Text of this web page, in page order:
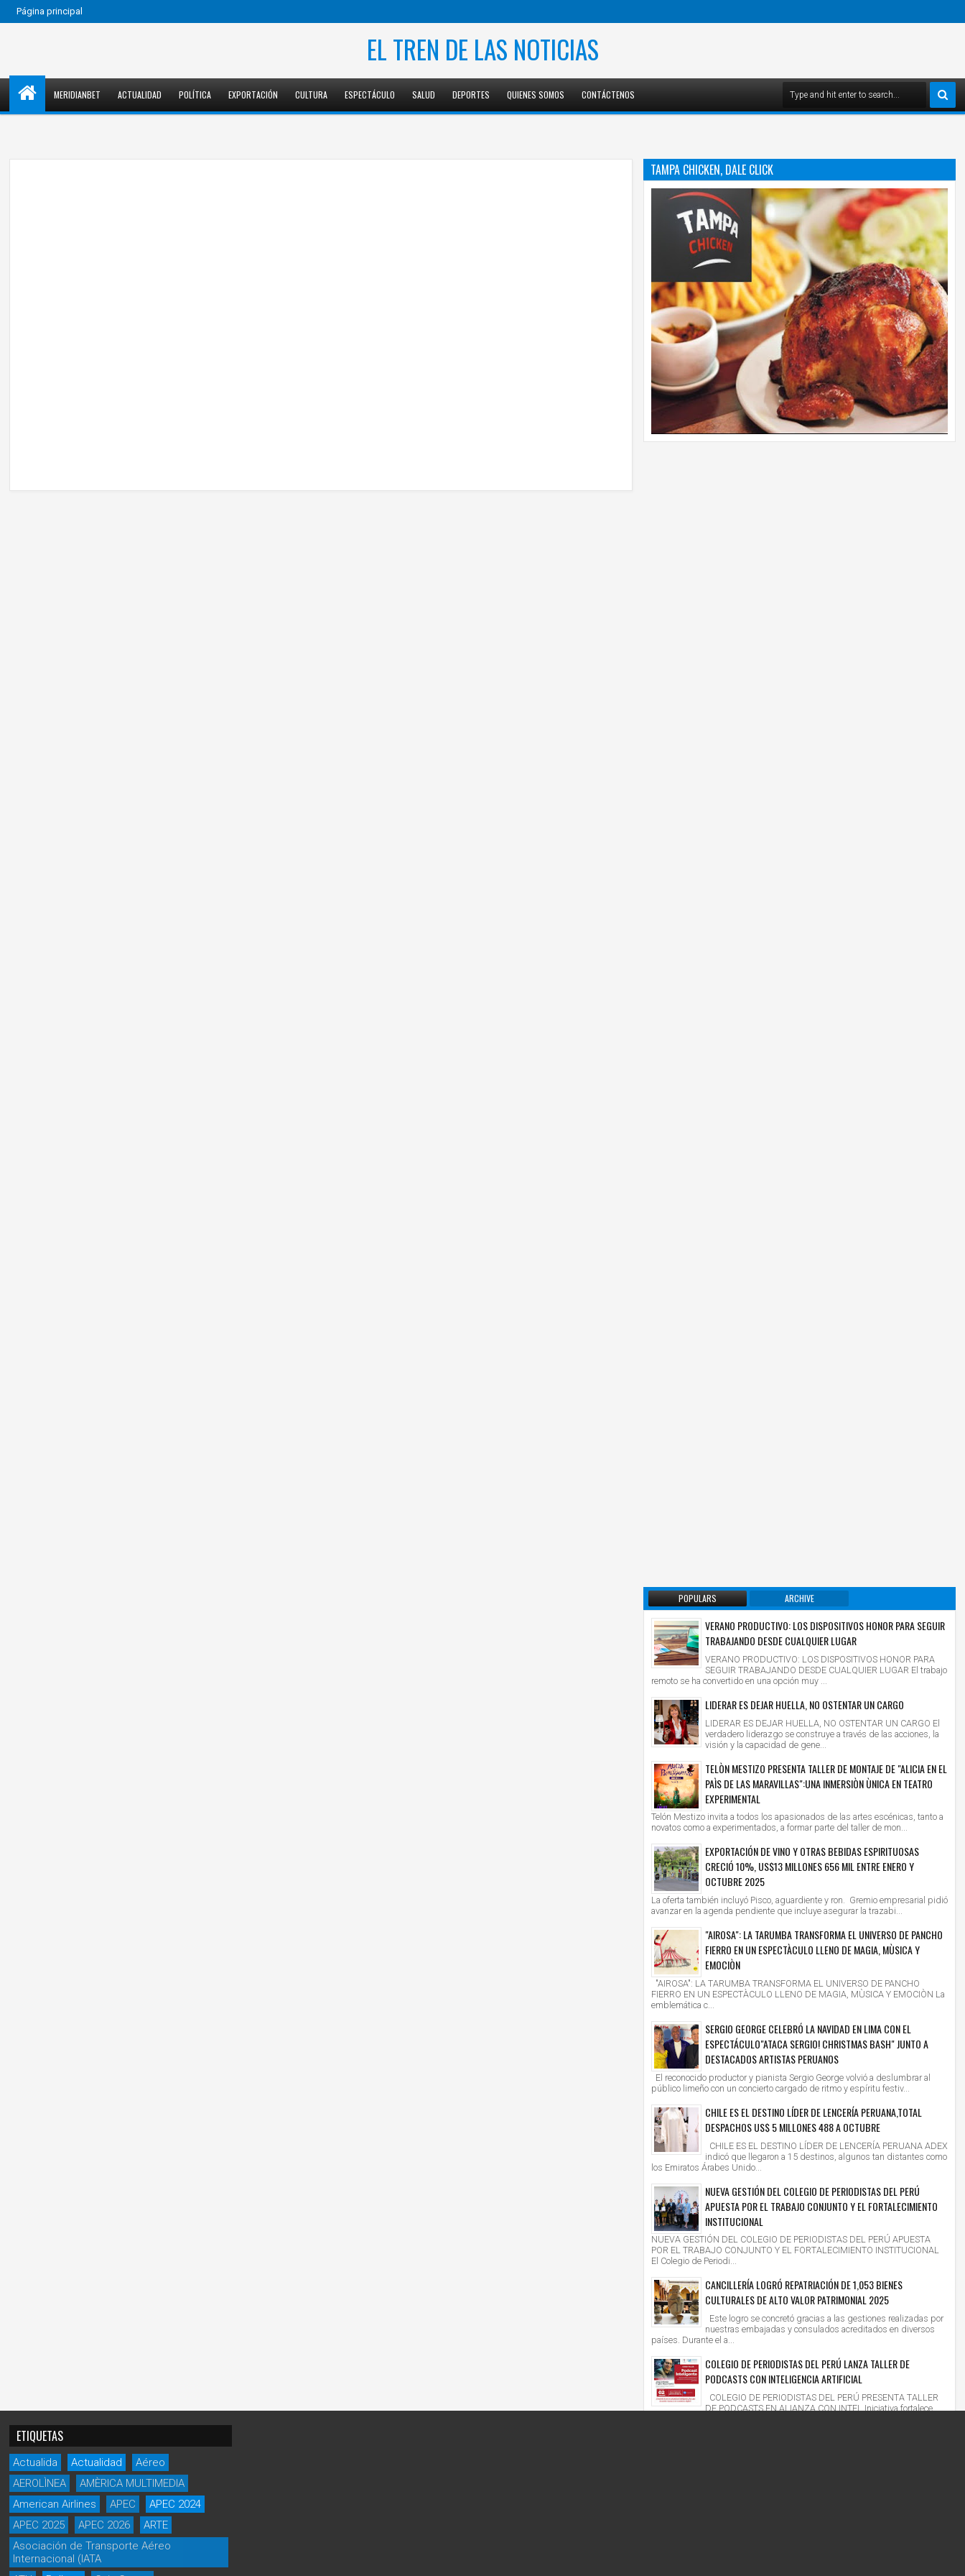
Página principal
EL TREN DE LAS NOTICIAS
MERIDIANBET ACTUALIDAD POLÍTICA EXPORTACIÓN CULTURA ESPECTÁCULO SALUD DEPORTES QUIENES SOMOS CONTÁCTENOS
TAMPA CHICKEN, DALE CLICK
POPULARS ARCHIVE
VERANO PRODUCTIVO: LOS DISPOSITIVOS HONOR PARA SEGUIR
TRABAJANDO DESDE CUALQUIER LUGAR
VERANO PRODUCTIVO: LOS DISPOSITIVOS HONOR PARA
SEGUIR TRABAJANDO DESDE CUALQUIER LUGAR El trabajo
remoto se ha convertido en una opción muy ...
LIDERAR ES DEJAR HUELLA, NO OSTENTAR UN CARGO
LIDERAR ES DEJAR HUELLA, NO OSTENTAR UN CARGO El
verdadero liderazgo se construye a través de las acciones, la
visión y la capacidad de gene...
TELÒN MESTIZO PRESENTA TALLER DE MONTAJE DE "ALICIA EN EL
PAÌS DE LAS MARAVILLAS":UNA INMERSIÒN ÙNICA EN TEATRO
EXPERIMENTAL
Telón Mestizo invita a todos los apasionados de las artes escénicas, tanto a
novatos como a experimentados, a formar parte del taller de mon...
EXPORTACIÓN DE VINO Y OTRAS BEBIDAS ESPIRITUOSAS
CRECIÓ 10%, US$13 MILLONES 656 MIL ENTRE ENERO Y
OCTUBRE 2025
La oferta también incluyó Pisco, aguardiente y ron. Gremio empresarial pidió
avanzar en la agenda pendiente que incluye asegurar la trazabi...
"AIROSA": LA TARUMBA TRANSFORMA EL UNIVERSO DE PANCHO
FIERRO EN UN ESPECTÀCULO LLENO DE MAGIA, MÙSICA Y
EMOCIÒN
"AIROSA": LA TARUMBA TRANSFORMA EL UNIVERSO DE PANCHO
FIERRO EN UN ESPECTÀCULO LLENO DE MAGIA, MÙSICA Y EMOCIÒN La
emblemática c...
SERGIO GEORGE CELEBRÓ LA NAVIDAD EN LIMA CON EL
ESPECTÁCULO"ATACA SERGIO! CHRISTMAS BASH" JUNTO A
DESTACADOS ARTISTAS PERUANOS
El reconocido productor y pianista Sergio George volvió a deslumbrar al
público limeño con un concierto cargado de ritmo y espíritu festiv...
CHILE ES EL DESTINO LÍDER DE LENCERÍA PERUANA,TOTAL
DESPACHOS US$ 5 MILLONES 488 A OCTUBRE
CHILE ES EL DESTINO LÍDER DE LENCERÍA PERUANA ADEX
indicó que llegaron a 15 destinos, algunos tan distantes como
los Emiratos Árabes Unido...
NUEVA GESTIÓN DEL COLEGIO DE PERIODISTAS DEL PERÚ
APUESTA POR EL TRABAJO CONJUNTO Y EL FORTALECIMIENTO
INSTITUCIONAL
NUEVA GESTIÓN DEL COLEGIO DE PERIODISTAS DEL PERÚ APUESTA
POR EL TRABAJO CONJUNTO Y EL FORTALECIMIENTO INSTITUCIONAL
El Colegio de Periodi...
CANCILLERÍA LOGRÓ REPATRIACIÓN DE 1,053 BIENES
CULTURALES DE ALTO VALOR PATRIMONIAL 2025
Este logro se concretó gracias a las gestiones realizadas por
nuestras embajadas y consulados acreditados en diversos
países. Durante el a...
COLEGIO DE PERIODISTAS DEL PERÚ LANZA TALLER DE
PODCASTS CON INTELIGENCIA ARTIFICIAL
COLEGIO DE PERIODISTAS DEL PERÚ PRESENTA TALLER
DE PODCASTS EN ALIANZA CON INTEL Iniciativa fortalece
ETIQUETAS
Actualida Actualidad
Aéreo
AEROLÌNEA
AMÈRICA MULTIMEDIA
American Airlines
APEC
APEC 2024
APEC 2025
APEC 2026
ARTE
Asociación de Transporte Aéreo
Internacional (IATA